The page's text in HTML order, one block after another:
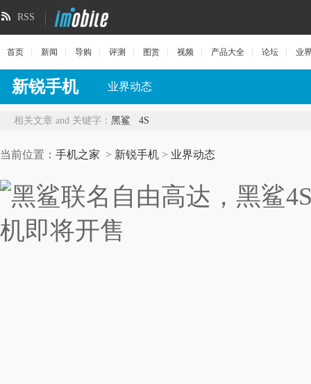
RSS
首页 新闻 导购 评测 图赏 视频 产品大全 论坛 业
新锐手机 业界动态
相关文章 and 关键字： 黑鲨 4S
当前位置： 手机之家 > 新锐手机 > 业界动态